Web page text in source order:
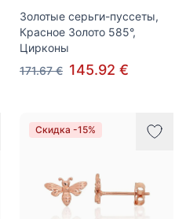
Золотые серьги-пуссеты,
Красное Золото 585°,
Цирконы
171.67 € 145.92 €
Скидка -15%